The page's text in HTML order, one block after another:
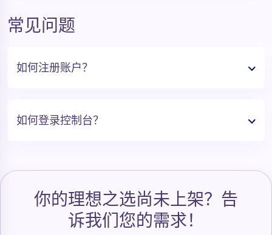
常见问题
如何注册账户？
如何登录控制台？
你的理想之选尚未上架？告
诉我们您的需求！